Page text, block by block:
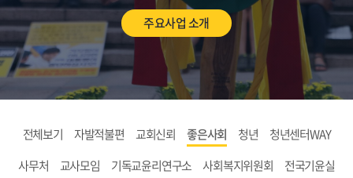
주요사업 소개
전체보기 자발적불편 교회신뢰 좋은사회 청년
청년센터WAY
사무처
교사모임 기독교윤리연구소 사회복지위원회
전국기윤실